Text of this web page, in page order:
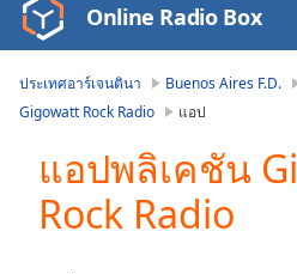
Video
Player
loading.
Skip
Backward
Online Radio Box
ประเทศอาร์เจนตินา Buenos Aires F.D.
Gigowatt Rock Radio
แอป
แอปพลิเคชัน
Rock Radio